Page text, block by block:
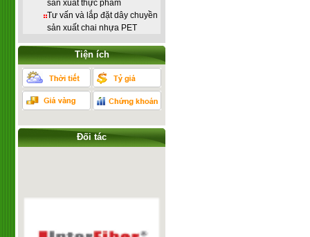
sản xuất thực phẩm
Tư vấn và lắp đặt dây chuyền
sản xuất chai nhựa PET
Tiện ích
Đối tác